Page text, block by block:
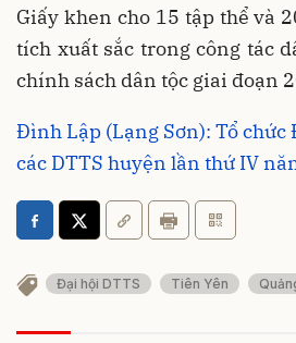
Giấy khen cho 15 tập thể và
tích xuất sắc trong công tác
chính sách dân tộc giai đoạn
Đình Lập (Lạng Sơn): Tổ
các DTTS huyện lần thứ IV
Đại hội DTTS Tiên Yên